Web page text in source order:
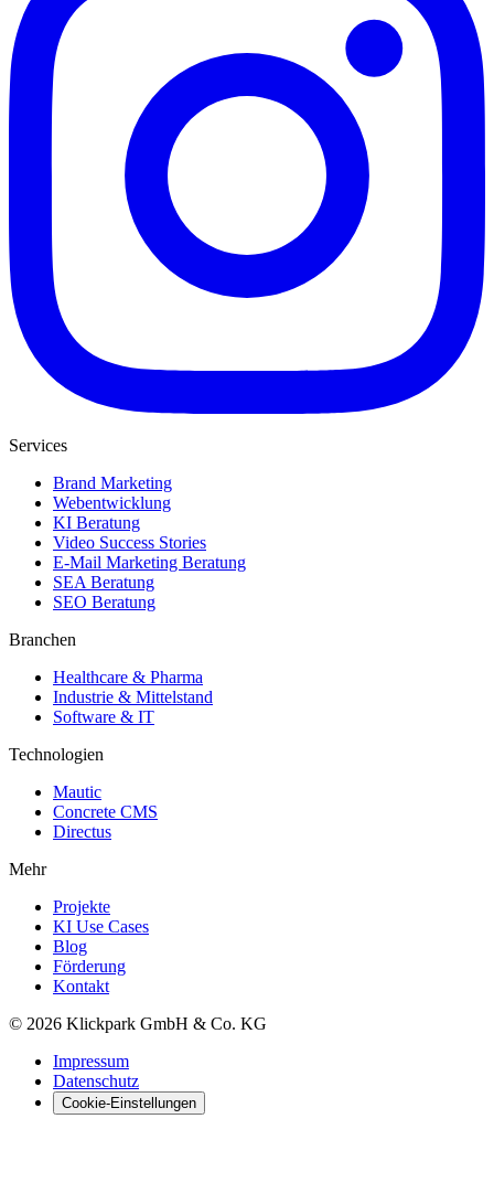
Services
Brand Marketing
Webentwicklung
KI Beratung
Video Success Stories
E-Mail Marketing Beratung
SEA Beratung
SEO Beratung
Branchen
Healthcare & Pharma
Industrie & Mittelstand
Software & IT
Technologien
Mautic
Concrete CMS
Directus
Mehr
Projekte
KI Use Cases
Blog
Förderung
Kontakt
© 2026 Klickpark GmbH & Co. KG
Impressum
Datenschutz
Cookie-Einstellungen